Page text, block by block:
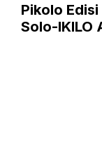
Pikolo
Solo-IKILO